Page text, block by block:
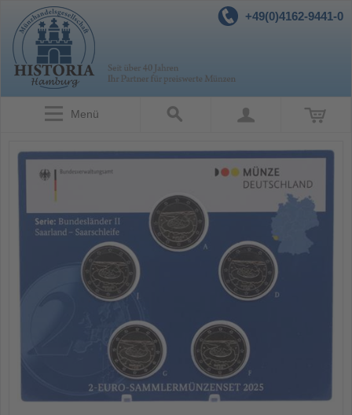
+49(0)4162-9441-0
Menü